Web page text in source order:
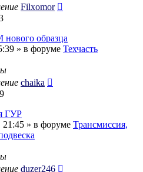
Filxomor
образца
» в форуме Техчасть
chaika
ГУР
21:45 » в форуме Трансмиссия,
duzer246